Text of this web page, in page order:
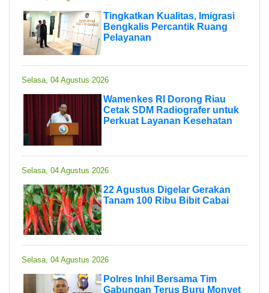
Tingkatkan Kualitas, Imigrasi
Bengkalis Percantik Ruang
Pelayanan
Selasa, 04 Agustus 2026
Wamenkes RI Dorong Riau
Cetak SDM Radiografer untuk
Perkuat Layanan Kesehatan
Selasa, 04 Agustus 2026
22 Agustus Digelar Gerakan
Tanam 100 Ribu Bibit Cabai
Selasa, 04 Agustus 2026
Polres Inhil Bersama Tim
Gabungan Terus Buru Monyet